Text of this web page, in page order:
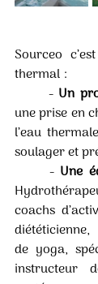
Sourceo
thermal :
	-
Un
une prise en
l’eau
soulager et
	-
Une
coachs
de yoga,
instructeur